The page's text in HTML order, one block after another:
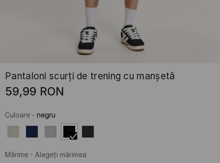
Pantaloni scurți de trening cu manșetă
59,99 RON
Culoare - negru
Mărime - Alegeţi mărimea